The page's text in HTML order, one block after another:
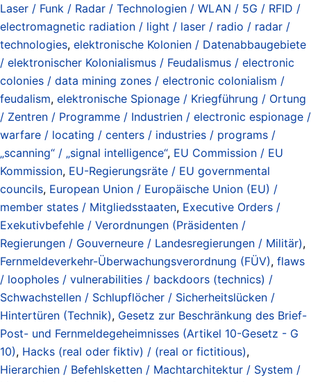
Laser / Funk / Radar / Technologien / WLAN / 5G / RFID /
electromagnetic radiation / light / laser / radio / radar /
technologies, elektronische Kolonien / Datenabbaugebiete
/ elektronischer Kolonialismus / Feudalismus / electronic
colonies / data mining zones / electronic colonialism /
feudalism, elektronische Spionage / Kriegführung / Ortung
/ Zentren / Programme / Industrien / electronic espionage /
warfare / locating / centers / industries / programs /
„scanning“ / „signal intelligence“, EU Commission / EU
Kommission, EU-Regierungsräte / EU governmental
councils, European Union / Europäische Union (EU) /
member states / Mitgliedsstaaten, Executive Orders /
Exekutivbefehle / Verordnungen (Präsidenten /
Regierungen / Gouverneure / Landesregierungen / Militär),
Fernmeldeverkehr-Überwachungsverordnung (FÜV), flaws
/ loopholes / vulnerabilities / backdoors (technics) /
Schwachstellen / Schlupflöcher / Sicherheitslücken /
Hintertüren (Technik), Gesetz zur Beschränkung des Brief-
Post- und Fernmeldegeheimnisses (Artikel 10-Gesetz - G
10), Hacks (real oder fiktiv) / (real or fictitious),
Hierarchien / Befehlsketten / Machtarchitektur / System /